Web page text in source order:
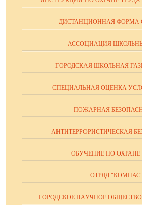
ДИСТАНЦИОННАЯ ФОРМА
АССОЦИАЦИЯ
ГОРОДСКАЯ ШКОЛЬНАЯ
СПЕЦИАЛЬНАЯ ОЦЕНКА
ПОЖАРНАЯ
АНТИТЕРРОРИСТИЧЕСКАЯ
ОБУЧЕНИЕ ПО ОХРАНЕ
ОТРЯД "КОМПАС"
ГОРОДСКОЕ НАУЧНОЕ